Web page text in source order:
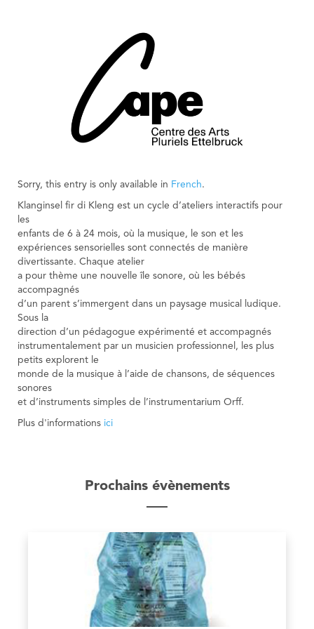
Sorry, this entry is only available in French.
Klanginsel fir di Kleng est un cycle d’ateliers interactifs pour
les
enfants de 6 à 24 mois, où la musique, le son et les
expériences sensorielles sont connectés de manière
divertissante. Chaque atelier
a pour thème une nouvelle île sonore, où les bébés
accompagnés
d’un parent s’immergent dans un paysage musical ludique.
Sous la
direction d’un pédagogue expérimenté et accompagnés
instrumentalement par un musicien professionnel, les plus
petits explorent le
monde de la musique à l’aide de chansons, de séquences
sonores
et d’instruments simples de l’instrumentarium Orff.
Plus d'informations ici
Prochains évènements